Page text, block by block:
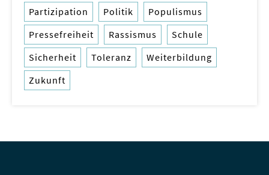
Partizipation
Politik
Populismus
Pressefreiheit
Rassismus
Schule
Sicherheit
Toleranz
Weiterbildung
Zukunft